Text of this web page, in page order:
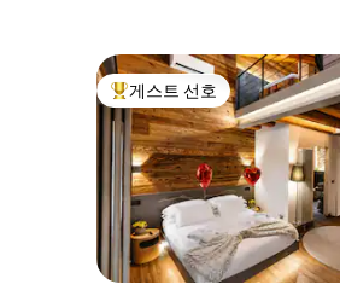
상위 게스트 선호
게스트 선호